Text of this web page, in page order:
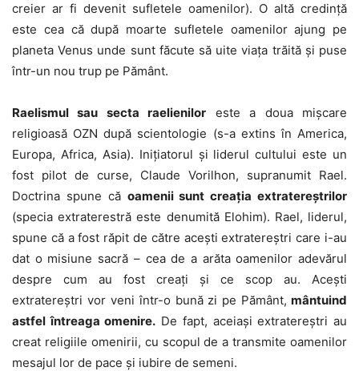
creier ar fi devenit sufletele oamenilor). O altă credință
este cea că după moarte sufletele oamenilor ajung pe
planeta Venus unde sunt făcute să uite viața trăită și puse
într-un nou trup pe Pământ.
Raelismul sau secta raelienilor este a doua mișcare
religioasă OZN după scientologie (s-a extins în America,
Europa, Africa, Asia). Inițiatorul și liderul cultului este un
fost pilot de curse, Claude Vorilhon, supranumit Rael.
Doctrina spune că oamenii sunt creația extratereștrilor
(specia extraterestră este denumită Elohim). Rael, liderul,
spune că a fost răpit de către acești extratereștri care i-au
dat o misiune sacră – cea de a arăta oamenilor adevărul
despre cum au fost creați și ce scop au. Acești
extratereștri vor veni într-o bună zi pe Pământ, mântuind
astfel întreaga omenire. De fapt, aceiași extratereștri au
creat religiile omenirii, cu scopul de a transmite oamenilor
mesajul lor de pace și iubire de semeni.